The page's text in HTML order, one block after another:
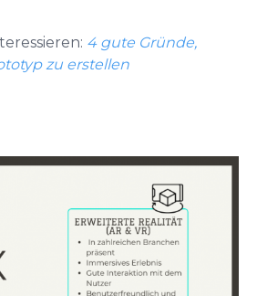
4 gute Gründe,
zu erstellen